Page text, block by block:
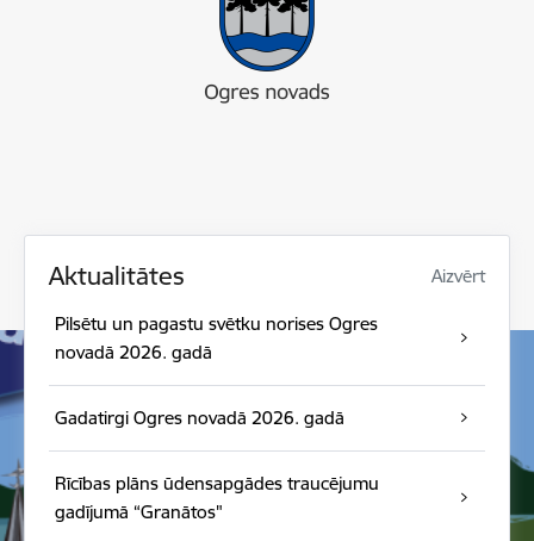
Aktualitātes Aizvērt
Pilsētu un pagastu svētku norises Ogres
novadā 2026. gadā
Gadatirgi Ogres novadā 2026. gadā
Rīcības plāns ūdensapgādes traucējumu
gadījumā “Granātos"